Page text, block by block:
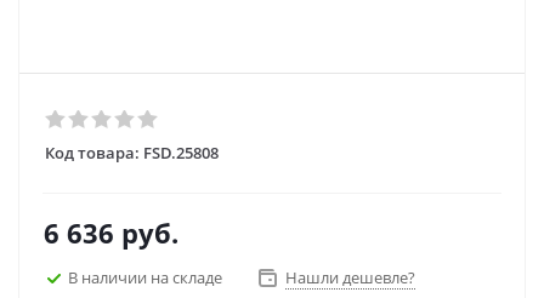
Код товара: FSD.25808
6 636 руб.
В наличии на складе Нашли дешевле?